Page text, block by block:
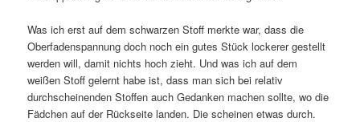
Was ich erst auf dem schwarzen Stoff merkte war, dass die
Oberfadenspannung doch noch ein gutes Stück lockerer gestellt
werden will, damit nichts hoch zieht. Und was ich auf dem
weißen Stoff gelernt habe ist, dass man sich bei relativ
durchscheinenden Stoffen auch Gedanken machen sollte, wo die
Fädchen auf der Rückseite landen. Die scheinen etwas durch.